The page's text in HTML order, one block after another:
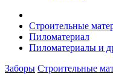
Строительные
Пиломатериал
Пиломатериалы и
Заборы Строительные